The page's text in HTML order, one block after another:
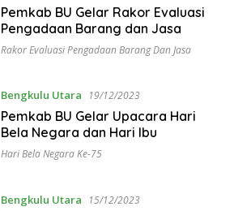
Pemkab BU Gelar Rakor Evaluasi
Pengadaan Barang dan Jasa
Rakor Evaluasi Pengadaan Barang Dan Jasa
Bengkulu Utara 19/12/2023
Pemkab BU Gelar Upacara Hari
Bela Negara dan Hari Ibu
Hari Bela Negara Ke-75
Bengkulu Utara 15/12/2023